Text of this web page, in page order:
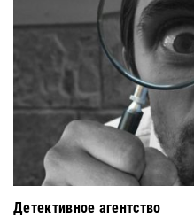
Детективное агентство